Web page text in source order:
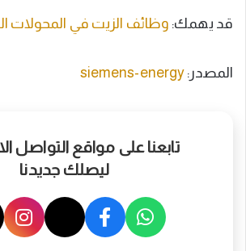
قد يهمك: وظائف الزيت في المحولات
المصدر: siemens-energy
تابعنا على مواقع التواصل
ليصلك جديدنا